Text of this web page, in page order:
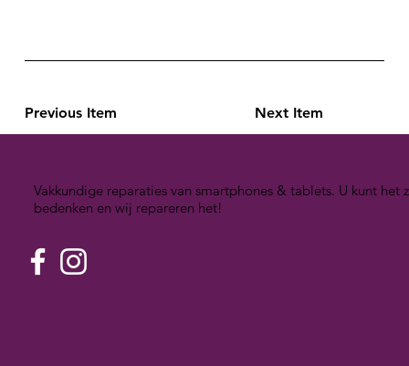
Previous Item Next Item
Vakkundige reparaties van smartphones & tablets. U kunt het
bedenken en wij repareren het!